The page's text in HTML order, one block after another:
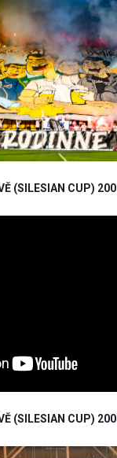
(SILESIAN CUP)
(SILESIAN CUP)